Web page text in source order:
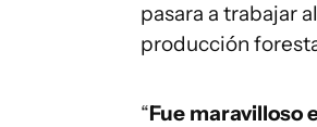
pasara a trabajar
producción
“Fue maravilloso